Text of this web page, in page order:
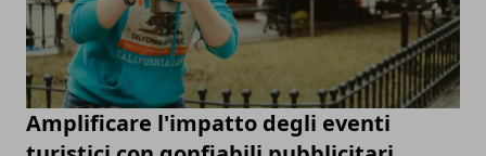
Amplificare l'impatto degli eventi